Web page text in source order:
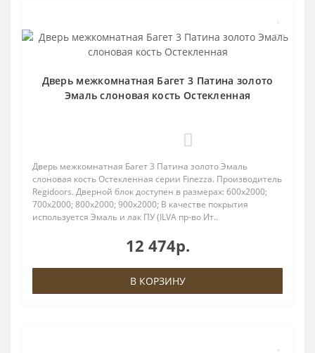
Дверь межкомнатная Багет 3 Патина золото
Эмаль слоновая кость Остекленная
Дверь межкомнатная Багет 3 Патина золото Эмаль
слоновая кость Остекленная серии Finezza. Производитель
Regidoors. Дверной блок доступен в размерах: 600x2000;
700x2000; 800x2000; 900x2000; В качестве покрытия
используется Эмаль и лак ПУ (ILVA пр-во Ит..
12 474р.
В КОРЗИНУ